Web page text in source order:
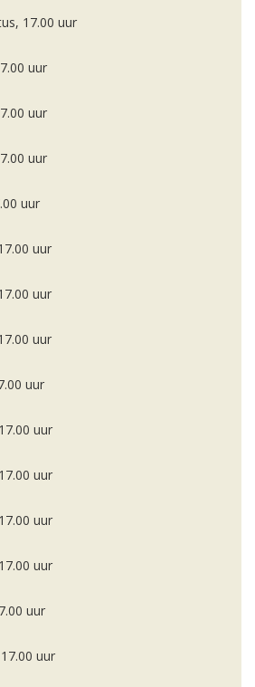
17.00 uur
uur
uur
uur
uur
uur
uur
uur
uur
uur
uur
uur
uur
uur
uur